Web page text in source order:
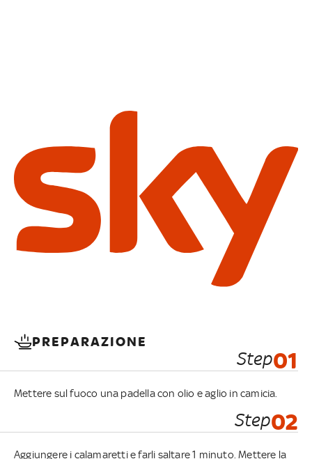
PREPARAZIONE
Step01
Mettere sul fuoco una padella con olio e aglio in camicia.
Step02
Aggiungere i calamaretti e farli saltare 1 minuto. Mettere la